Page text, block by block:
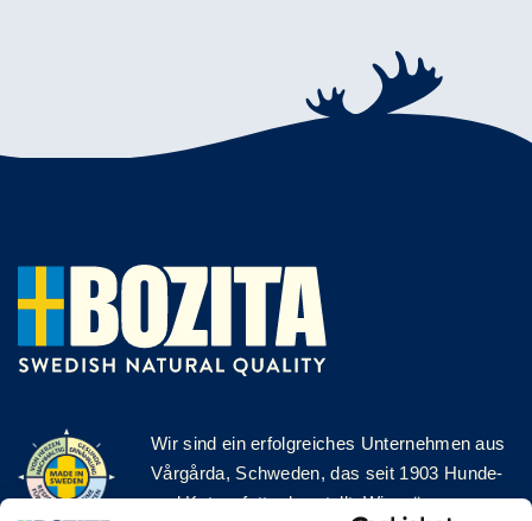
Wir sind ein erfolgreiches Unternehmen aus
Vårgårda, Schweden, das seit 1903 Hunde-
und Katzenfutter herstellt. Wir mögen es